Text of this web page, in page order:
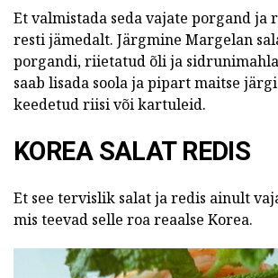
Et valmistada seda vajate porgand ja
resti jämedalt. Järgmine Margelan
porgandi, riietatud õli ja
saab lisada soola ja pipart maitse
keedetud riisi või kartuleid.
KOREA SALAT REDIS
Et see tervislik salat ja redis ainult
mis teevad selle roa reaalse Korea.